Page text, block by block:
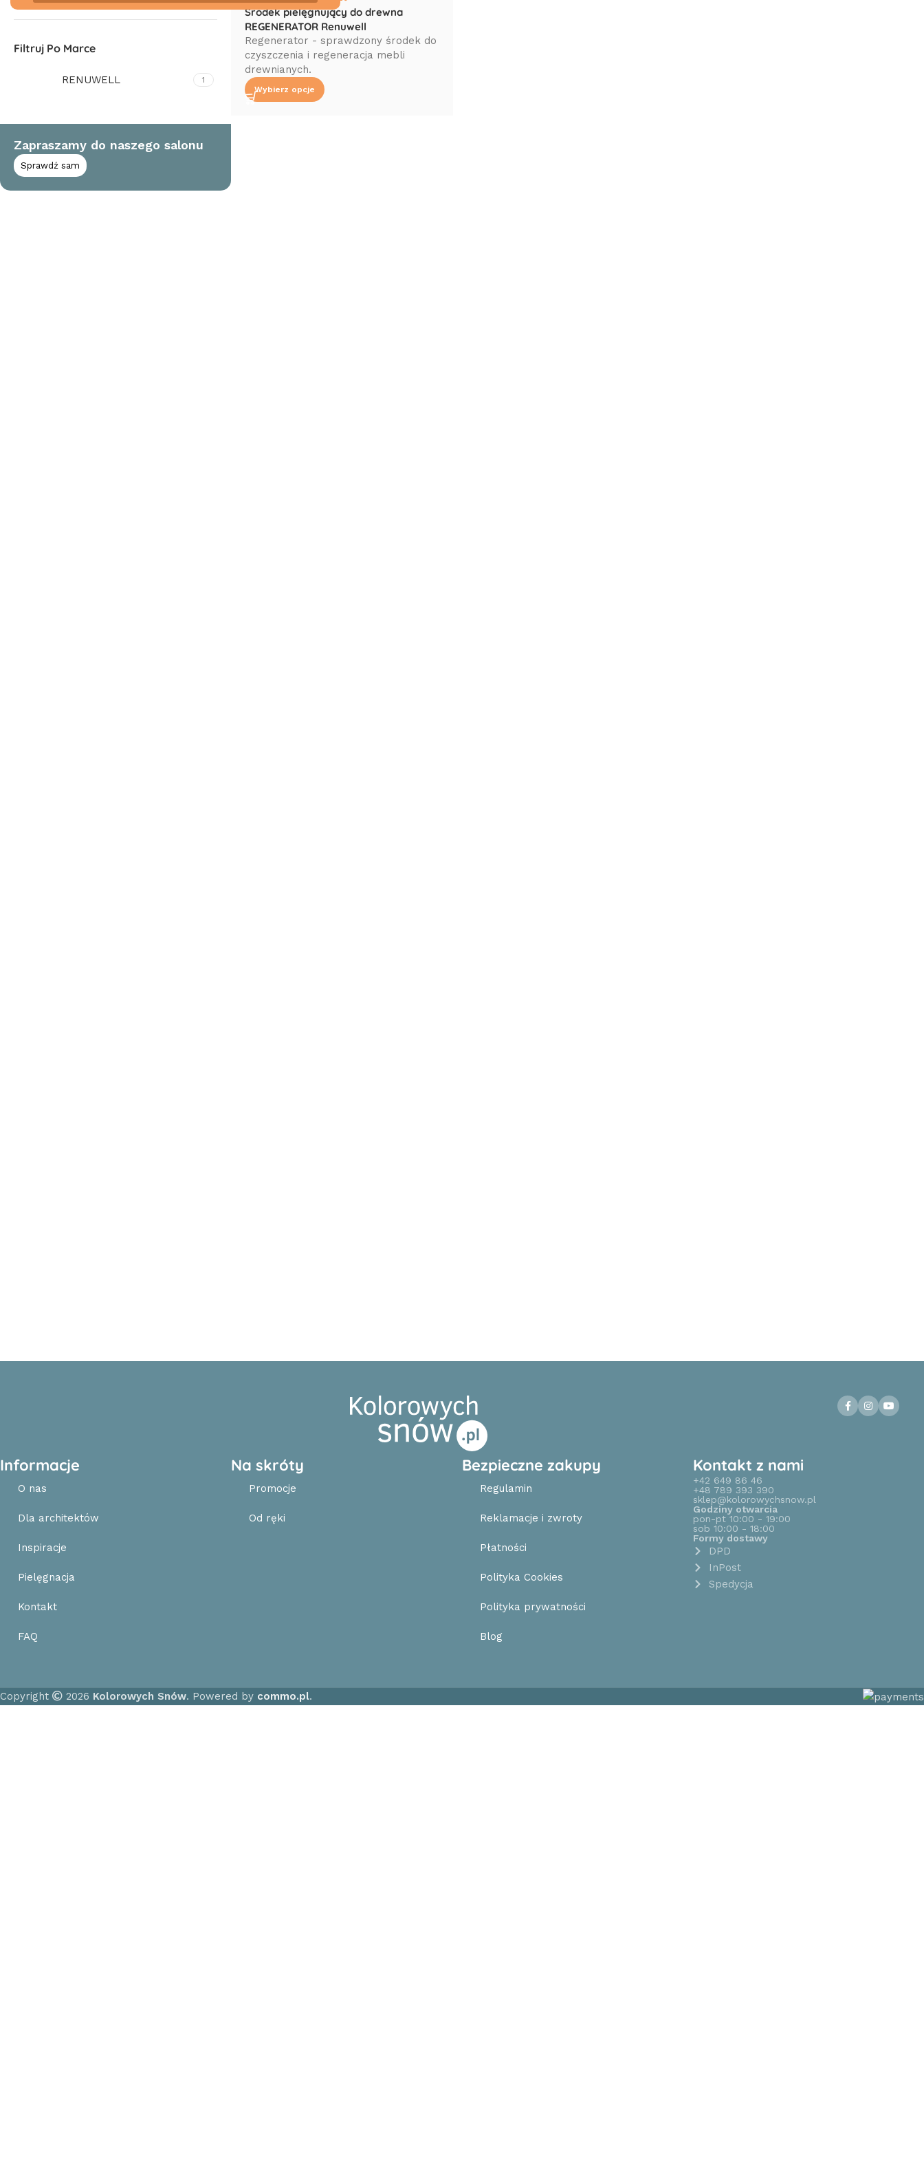
Filtruj Po Marce
RENUWELL 1
Zapraszamy do naszego salonu
Sprawdź sam
Środek pielęgnujący do drewna
REGENERATOR Renuwell
Regenerator - sprawdzony środek do
czyszczenia i regeneracja mebli
drewnianych.
Wybierz opcje
Informacje
O nas
Dla architektów
Inspiracje
Pielęgnacja
Kontakt
FAQ
Na skróty
Promocje
Od ręki
Bezpieczne zakupy
Regulamin
Reklamacje i zwroty
Płatności
Polityka Cookies
Polityka prywatności
Blog
Kontakt z nami
+42 649 86 46
+48 789 393 390
sklep@kolorowychsnow.pl
Godziny otwarcia
pon-pt 10:00 - 19:00
sob 10:00 - 18:00
Formy dostawy
DPD
InPost
Spedycja
Copyright 2026 Kolorowych Snów. Powered by commo.pl.